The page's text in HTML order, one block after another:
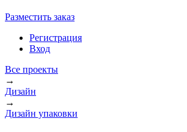
Разместить заказ
Регистрация
Вход
Все проекты
→
Дизайн
→
Дизайн упаковки